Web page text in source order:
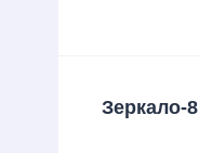
Зеркало-8